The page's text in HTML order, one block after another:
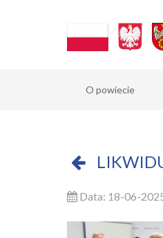
O powiecie
Data: 18-06-